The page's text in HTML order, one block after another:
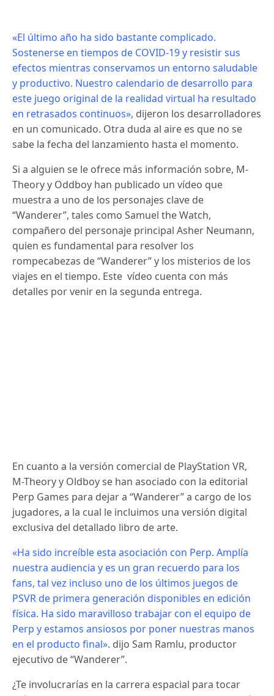
«El último año ha sido bastante complicado.
Sostenerse en tiempos de COVID-19 y resistir sus
efectos mientras conservamos un entorno saludable
y productivo. Nuestro calendario de desarrollo para
este juego original de la realidad virtual ha resultado
en retrasados continuos», dijeron los desarrolladores
en un comunicado. Otra duda al aire es que no se
sabe la fecha del lanzamiento hasta el momento.
Si a alguien se le ofrece más información sobre, M-
Theory y Oddboy han publicado un vídeo que
muestra a uno de los personajes clave de
“Wanderer”, tales como Samuel the Watch,
compañero del personaje principal Asher Neumann,
quien es fundamental para resolver los
rompecabezas de “Wanderer” y los misterios de los
viajes en el tiempo. Este vídeo cuenta con más
detalles por venir en la segunda entrega.
En cuanto a la versión comercial de PlayStation VR,
M-Theory y Oldboy se han asociado con la editorial
Perp Games para dejar a “Wanderer” a cargo de los
jugadores, a la cual le incluimos una versión digital
exclusiva del detallado libro de arte.
«Ha sido increíble esta asociación con Perp. Amplía
nuestra audiencia y es un gran recuerdo para los
fans, tal vez incluso uno de los últimos juegos de
PSVR de primera generación disponibles en edición
física. Ha sido maravilloso trabajar con el equipo de
Perp y estamos ansiosos por poner nuestras manos
en el producto final». dijo Sam Ramlu, productor
ejecutivo de “Wanderer”.
¿Te involucrarías en la carrera espacial para tocar